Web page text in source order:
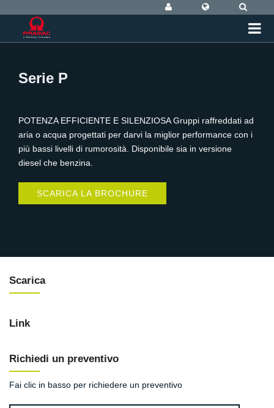
Serie P
POTENZA EFFICIENTE E SILENZIOSA Gruppi raffreddati ad
aria o acqua progettati per darvi la miglior performance con i
più bassi livelli di rumorosità. Disponibile sia in versione
diesel che benzina.
SCARICA LA BROCHURE
Scarica
Link
Richiedi un preventivo
Fai clic in basso per richiedere un preventivo